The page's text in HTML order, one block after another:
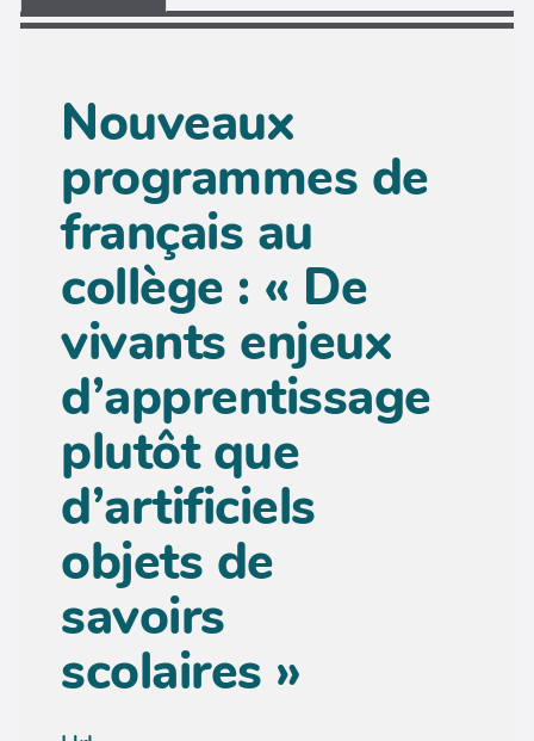
Nouveaux
programmes de
français au
collège : « De
vivants enjeux
d’apprentissage
plutôt que
d’artificiels
objets de
savoirs
scolaires »